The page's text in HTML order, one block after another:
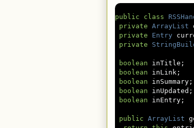
public class
private ArrayList
private
Entry
private
boolean inTitle ;
boolean inLink ;
boolean inSummary ;
boolean inUpdated ;
boolean inEntry ;
public ArrayList